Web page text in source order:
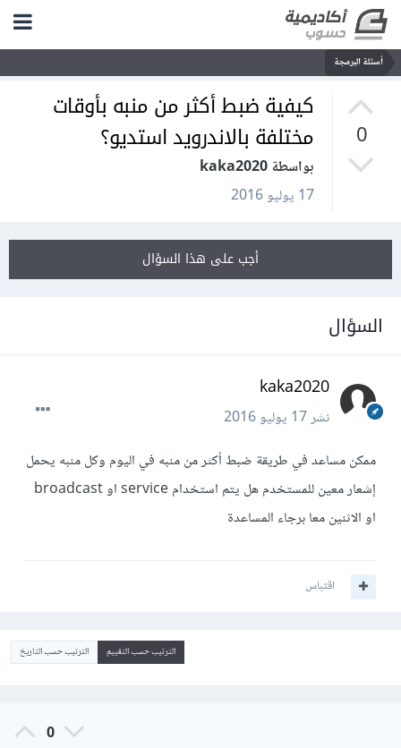
أسئلة البرمجة
0
كيفية ضبط أكثر من منبه بأوقات
مختلفة بالاندرويد استديو؟
بواسطة kaka2020
17 يوليو 2016
أجب على هذا السؤال
السؤال
kaka2020
نشر17 يوليو 2016
ممكن مساعد في طريقة ضبط أكثر من منبه في اليوم وكل منبه يحمل
إشعار معين للمستخدم هل يتم استخدام service او broadcast
او الاثنين معا برجاء المساعدة
اقتباس
الترتيب حسب التقييم الترتيب حسب التاريخ
0